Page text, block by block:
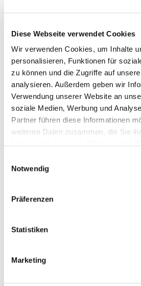
Diese Webseite verwendet Cookies
Wir verwenden Cookies, um Inhalte
personalisieren, Funktionen für
zu können und die Zugriffe auf
analysieren. Außerdem geben wir
Verwendung unserer Website an
soziale Medien, Werbung und
Partner führen diese Informationen
weiteren Daten zusammen, die Sie
Notwendig
Präferenzen
Statistiken
Marketing
Dies könnte Sie